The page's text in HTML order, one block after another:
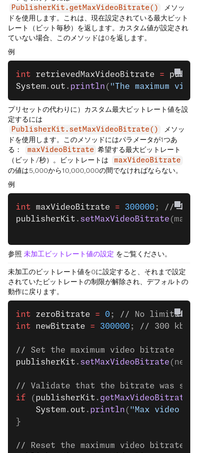
PublisherKit.getMaxVideoBitrate()
メソッ
ドを使用します。これは、現在設定されている最大ビット
レート（ビット毎秒）を返します。カスタム値が設定され
ていない場合、このメソッドは0を返します。
例
int retrievedMaxVideoBitrate =
System. out . println ( "The maximum video
プリセットの代わりに）カスタム最大ビットレート値を設
定するには
PublisherKit.setMaxVideoBitrate()
メソッ
ドを使用します。このメソッドにはパラメータが1つあ
る：
maxVideoBitrate 希望する最大ビットレート
（ビット/秒）。ビットレートは
maxVideoBitrate
の値は5,000から10,000,000の間でなければならない。
例
int maxVideoBitrate = 300000 ;
// 300 kbps
publisherKit . setMaxVideoBitrate
参照 未加工ビットレート値の設定 をご覧ください。
未加工のビットレート値を0に設定すると、それまで設定
されていたビットレートの制限が解除され、デフォルトの
動作に戻ります。
int zeroBitrate = 0 ;
// No limitations
int newBitrate = 300000 ; // 300 kbps
// Set the maximum video bitrate
publisherKit . setMaxVideoBitrate
// Validate that the bitrate was set
if ( publisherKit . getMaxVideoBitrate
    System
. out . println ( "Max video
}
// Reset the maximum video bitrate to